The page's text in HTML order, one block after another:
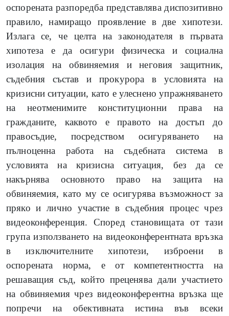
оспорената разпоредба представлява диспозитивно
правило, намиращо проявление в две хипотези.
Излага се, че целта на законодателя в първата
хипотеза е да осигури физическа и социална
изолация на обвиняемия и неговия защитник,
съдебния състав и прокурора в условията на
кризисни ситуации, като е улеснено упражняването
на неотменимите конституционни права на
гражданите, каквото е правото на достъп до
правосъдие, посредством осигуряването на
пълноценна работа на съдебната система в
условията на кризисна ситуация, без да се
накърнява основното право на защита на
обвиняемия, като му се осигурява възможност за
пряко и лично участие в съдебния процес чрез
видеоконференция. Според становищата от тази
група използването на видеоконферентната връзка
в изключителните хипотези, изброени в
оспорената норма, е от компетентността на
решаващия съд, който преценява дали участието
на обвиняемия чрез видеоконферентна връзка ще
попречи на обективната истина във всеки